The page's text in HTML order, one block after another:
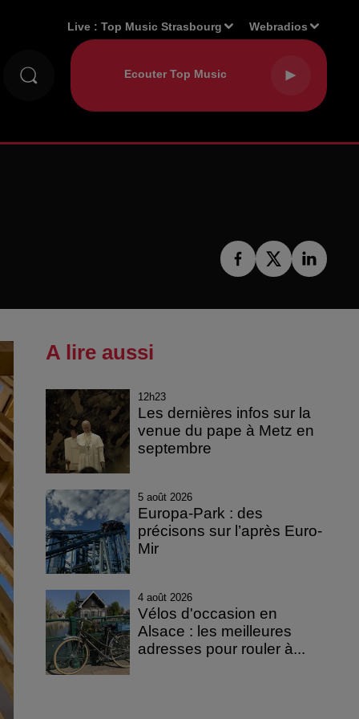
Live :Top Music Strasbourg Webradios
A lire aussi
12h23
Les dernières infos sur la
venue du pape à Metz en
septembre
5 août 2026
Europa-Park : des
précisons sur l’après Euro-
Mir
4 août 2026
Vélos d'occasion en
Alsace : les meilleures
adresses pour rouler à...